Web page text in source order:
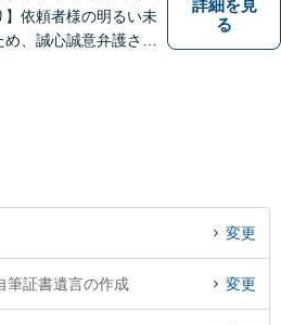
】依頼者様の明るい未
、誠心誠意弁護させ
詳細を見
る
変更
筆証書遺言の作成 変更